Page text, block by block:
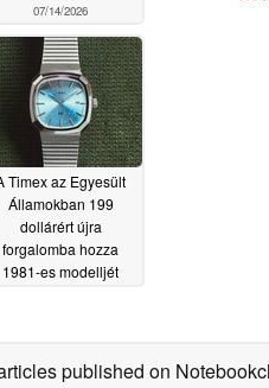
07/14/2026
Timex az Egyesült
Államokban 199
dollárért újra
forgalomba hozza
1981-es modelljét
published on